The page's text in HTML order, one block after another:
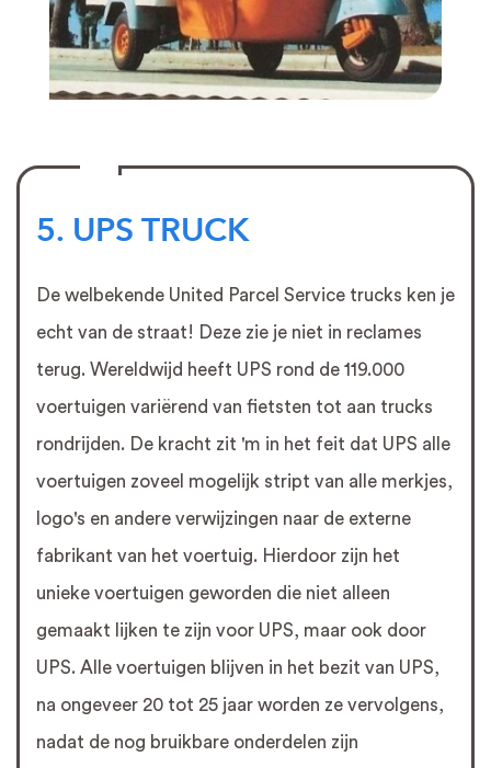
5. UPS TRUCK
De welbekende United Parcel Service trucks ken je
echt van de straat! Deze zie je niet in reclames
terug. Wereldwijd heeft UPS rond de 119.000
voertuigen variërend van fietsten tot aan trucks
rondrijden. De kracht zit 'm in het feit dat UPS alle
voertuigen zoveel mogelijk stript van alle merkjes,
logo's en andere verwijzingen naar de externe
fabrikant van het voertuig. Hierdoor zijn het
unieke voertuigen geworden die niet alleen
gemaakt lijken te zijn voor UPS, maar ook door
UPS. Alle voertuigen blijven in het bezit van UPS,
na ongeveer 20 tot 25 jaar worden ze vervolgens,
nadat de nog bruikbare onderdelen zijn